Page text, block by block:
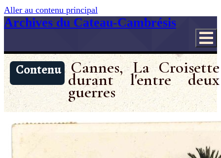
Aller au contenu principal
Archives du Cateau-Cambrésis
Contenu Cannes, La Croisette
durant l'entre deux
guerres